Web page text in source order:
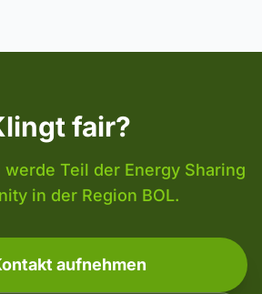
fair?
Teil der Energy Sharing
in der Region BOL.
aufnehmen